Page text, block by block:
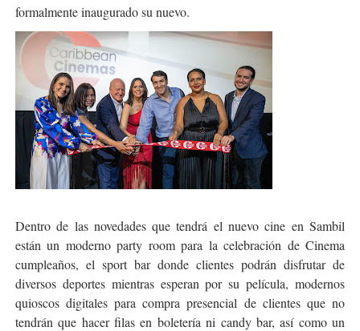
formalmente inaugurado su nuevo.
Dentro de las novedades que tendrá el nuevo cine en Sambil
están un moderno party room para la celebración de Cinema
cumpleaños, el sport bar donde clientes podrán disfrutar de
diversos deportes mientras esperan por su película, modernos
quioscos digitales para compra presencial de clientes que no
tendrán que hacer filas en boletería ni candy bar, así como un